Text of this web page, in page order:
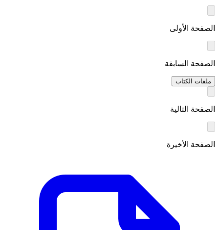
الصفحة الأولى
الصفحة السابقة
ملفات الكتاب
الصفحة التالية
الصفحة الأخيرة